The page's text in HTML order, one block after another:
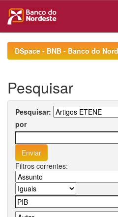
navigationDSpace - BNB - Banco do
Pesquisar
Pesquisar:
por
Filtros correntes: